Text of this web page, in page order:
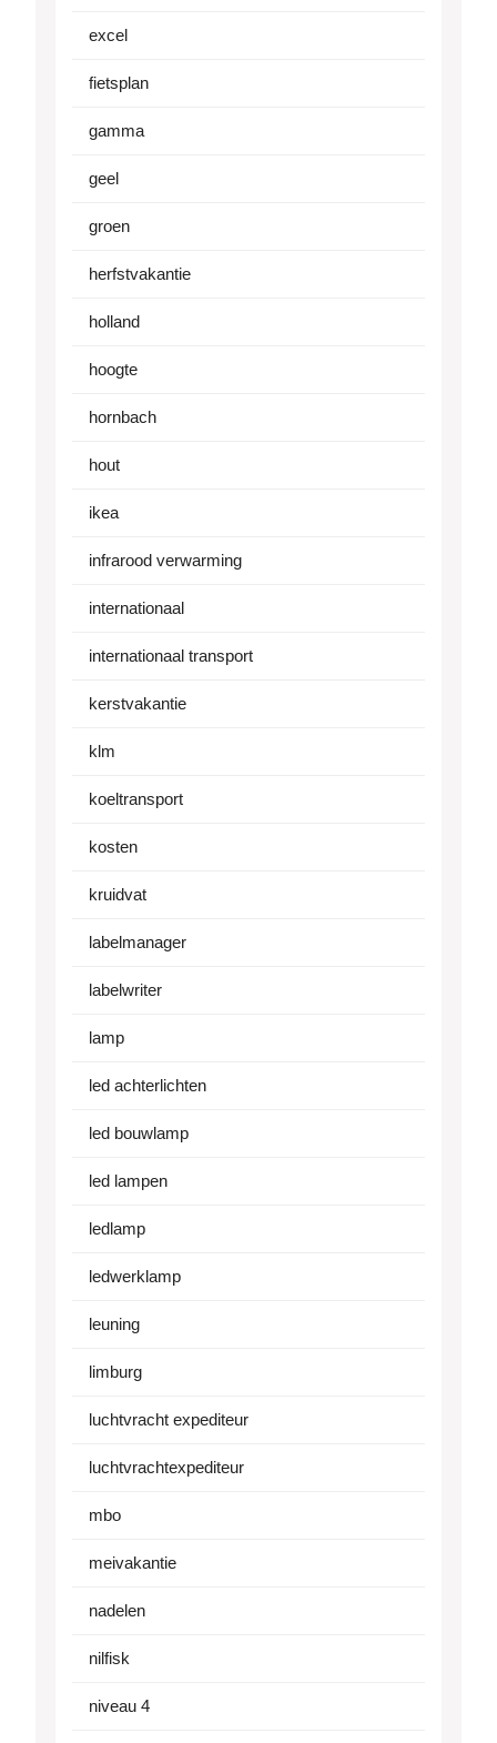
excel
fietsplan
gamma
geel
groen
herfstvakantie
holland
hoogte
hornbach
hout
ikea
infrarood verwarming
internationaal
internationaal transport
kerstvakantie
klm
koeltransport
kosten
kruidvat
labelmanager
labelwriter
lamp
led achterlichten
led bouwlamp
led lampen
ledlamp
ledwerklamp
leuning
limburg
luchtvracht expediteur
luchtvrachtexpediteur
mbo
meivakantie
nadelen
nilfisk
niveau 4